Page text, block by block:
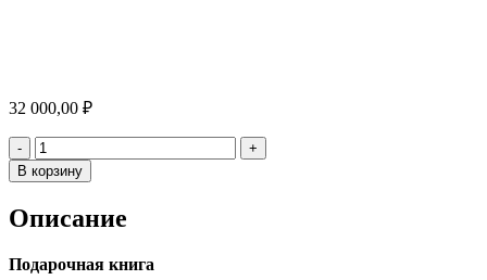
32 000,00 ₽
- Количество
+
В корзину
Описание
Подарочная книга